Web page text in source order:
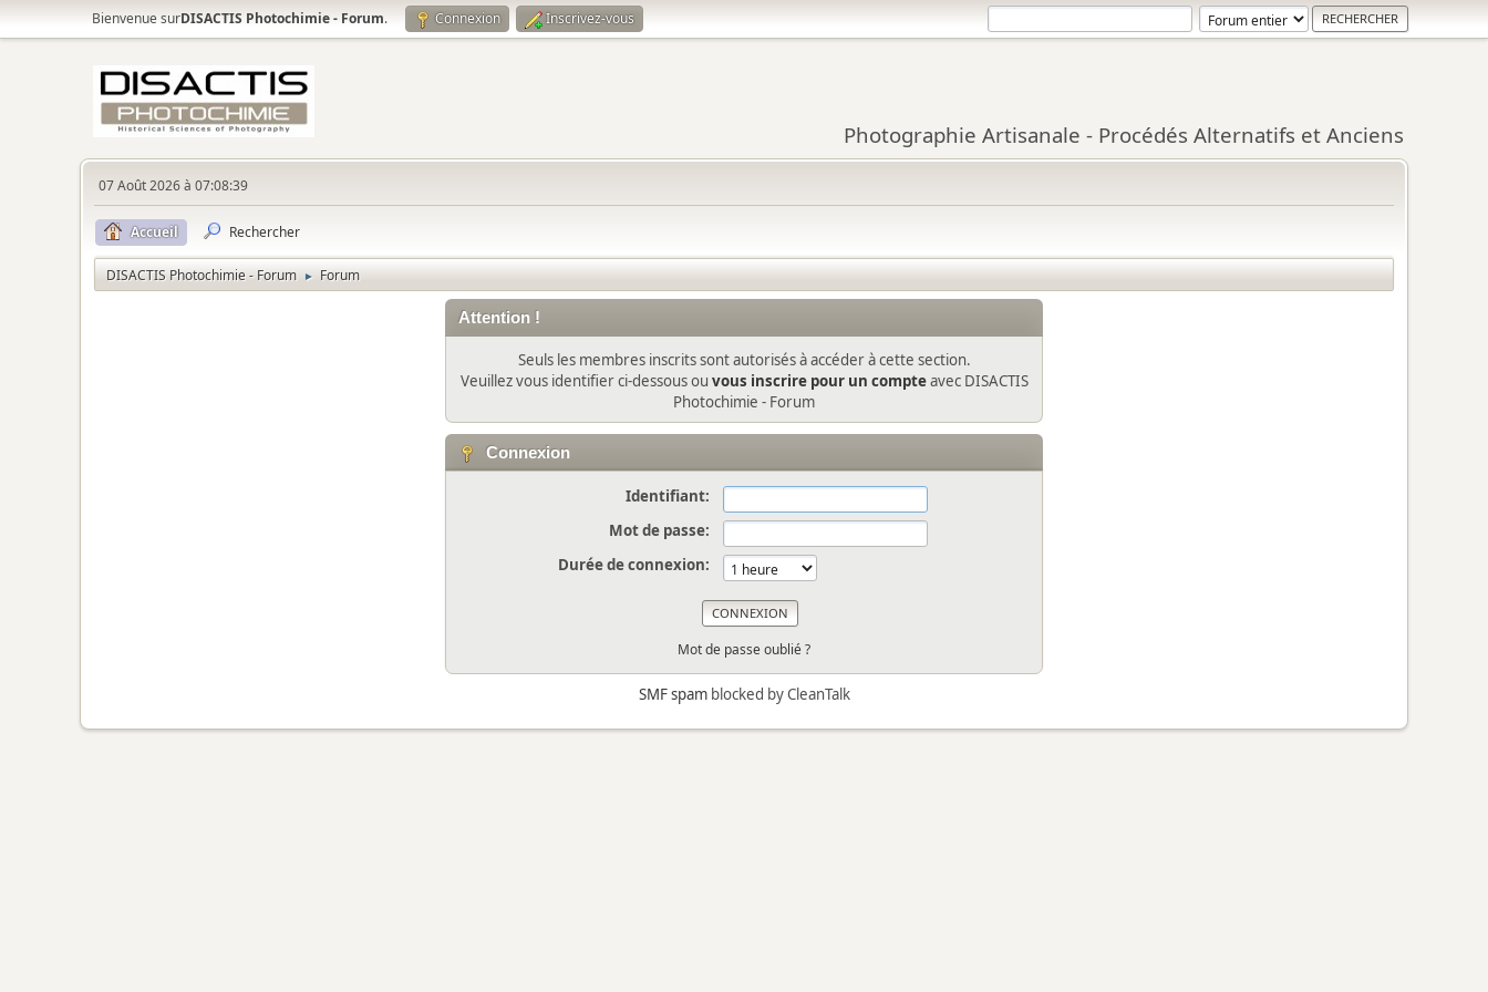
Bienvenue surDISACTIS Photochimie - Forum. Connexion Inscrivez-vous
Photographie Artisanale - Procédés Alternatifs et Anciens
07 Août 2026 à 07:08:39
Accueil Rechercher
DISACTIS Photochimie - Forum ► Forum
Attention !
Seuls les membres inscrits sont autorisés à accéder à cette section.
Veuillez vous identifier ci-dessous ou vous inscrire pour un compteavec DISACTIS
Photochimie - Forum
Connexion
Identifiant:
Mot de passe:
Durée de connexion:
Mot de passe oublié ?
SMF spamblocked by CleanTalk